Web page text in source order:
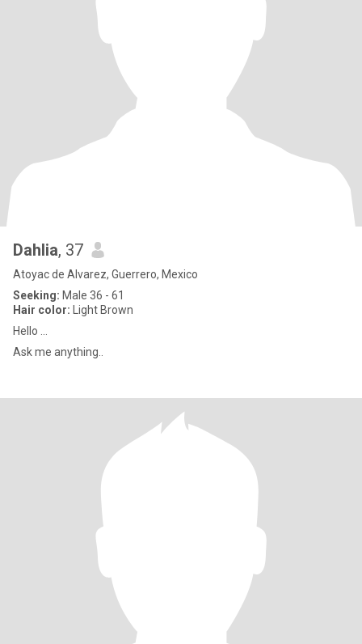
Dahlia, 37
Atoyac de Alvarez, Guerrero, Mexico
Seeking: Male 36 - 61
Hair color: Light Brown
Hello ...
Ask me anything..